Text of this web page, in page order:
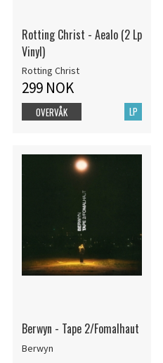
Rotting Christ - Aealo (2 Lp
Vinyl)
Rotting Christ
299 NOK
LP
OVERVÅK
Berwyn - Tape 2/Fomalhaut
Berwyn